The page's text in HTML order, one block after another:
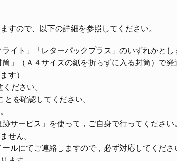
ので、以下の詳細を参照してください。
ト」「レターパックプラス」のいずれかとし
」（Ａ４サイズの紙を折らずに入る封筒）で発
す）
ださい。
を確認してください。
サービス」を使って，ご自身で行ってくださ
せん。
ルにてご連絡しますので，必ず対応してくださ